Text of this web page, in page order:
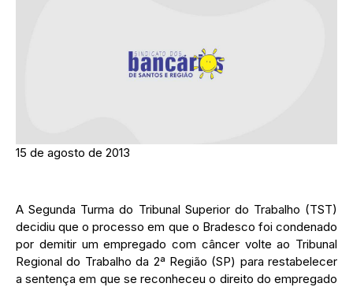
15 de agosto de 2013
A Segunda Turma do Tribunal Superior do Trabalho (TST)
decidiu que o processo em que o Bradesco foi condenado
por demitir um empregado com câncer volte ao Tribunal
Regional do Trabalho da 2ª Região (SP) para restabelecer
a sentença em que se reconheceu o direito do empregado